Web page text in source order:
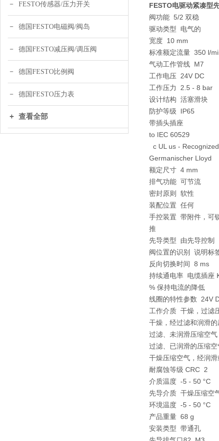
FESTO传感器/压力开关
德国FESTO电磁阀/阀岛
德国FESTO减压阀/调压阀
德国FESTO比例阀
德国FESTO压力表
查看全部
FESTO电驱动紧凑型
阀功能 5/2 双稳
驱动类型 电气的
宽度 10 mm
标准额定流量 350 l/
气动工作管线 M7
工作电压 24V DC
工作压力 2.5 - 8 bar
设计结构 活塞滑块
防护等级 IP65
带插头插座
to IEC 60529
c UL us -
Germanischer Lloyd
额定尺寸 4 mm
排气功能 可节流
密封原则 软性
装配位置 任何
手控装置 带附件，可
推
先导类型 由先导控制
阀位置的识别 说明标
反向切换时间 8 ms
持续通电率 电缆插座
% 保持电流的降低
线圈的特性参数 24V
工作介质 干燥，过滤
干燥，经过滤和润滑
过滤、未润滑压缩空
过滤、已润滑的压缩
干燥压缩空气，经润
耐腐蚀等级 CRC 2
介质温度 -5 - 50 °C
先导介质 干燥压缩空
环境温度 -5 - 50 °C
产品重量 68 g
安装类型 带通孔